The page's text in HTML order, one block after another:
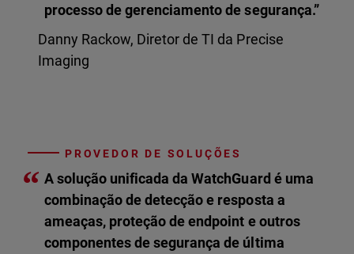
processo de gerenciamento de segurança.”
Danny Rackow, Diretor de TI da Precise
Imaging
PROVEDOR DE SOLUÇÕES
“ A solução unificada da WatchGuard é uma
combinação de detecção e resposta a
ameaças, proteção de endpoint e outros
componentes de segurança de última